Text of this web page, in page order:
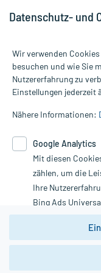
Alle Preise gelten inkl.
Informationen auf
die Untersuchung und
Therapien eingeleitet
Google Analytics.
unserer
nutzen Sie das Formular:
Vertrag widerrufen
*Hinweise zu unseren
Datenschutz- und
Wir verwenden
besuchen und wie Sie
Nutzererfahrung zu
Einstellungen jederzeit
Nähere Informationen:
Google Analytics
Mit diesen
zählen, um die
Ihre
Bing Ads
Youtube-Social
Wir weisen
zwingend
DSGVO